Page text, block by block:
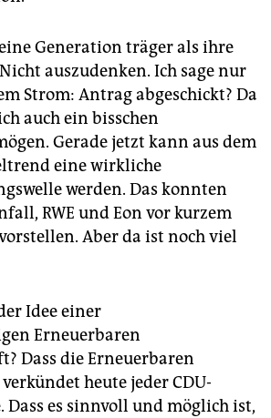
Generation träger als ihre
auszudenken. Ich sage nur
Strom: Antrag abgeschickt? Da
auch ein bisschen
Gerade jetzt kann aus dem
eine wirkliche
werden. Das konnten
RWE und Eon vor kurzem
Aber da ist noch viel
Idee einer
Erneuerbaren
Dass die Erneuerbaren
heute jeder CDU-
Dass es sinnvoll und möglich ist,